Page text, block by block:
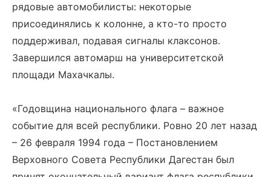
рядовые автомобилисты: некоторые
присоединялись к колонне, а кто-то просто
поддерживал, подавая сигналы клаксонов.
Завершился автомарш на университетской
площади Махачкалы.
«Годовщина национального флага – важное
событие для всей республики. Ровно 20 лет назад
– 26 февраля 1994 года – Постановлением
Верховного Совета Республики Дагестан был